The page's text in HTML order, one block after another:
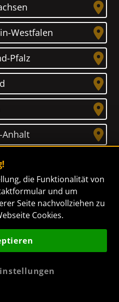
Westfalen
Pfalz
Anhalt
Holstein
– Nun haben wir
die Funktionalität von
und um
Seite nachvollziehen zu
Cookies.